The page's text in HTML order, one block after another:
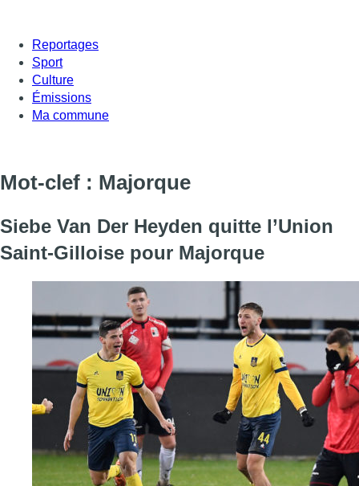
Reportages
Sport
Culture
Émissions
Ma commune
Mot-clef : Majorque
Siebe Van Der Heyden quitte l’Union
Saint-Gilloise pour Majorque